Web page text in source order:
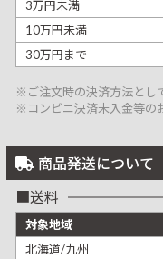
3万円未満
10万円未満
30万円まで
※ご注文時の決済方法とし
※コンビニ決済未入金等の
商品発送について
送料
対象地域
北海道/九州